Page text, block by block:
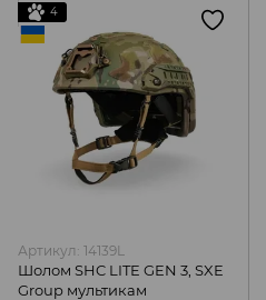
4
Артикул: 14139L
Шолом SHC LITE GEN 3, SXE
Group мультикам